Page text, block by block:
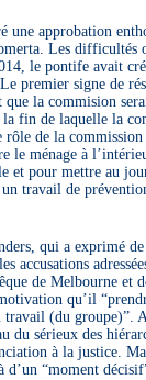
une approbation
Les difficultés
le pontife avait
premier signe de
la commision
fin de laquelle la
de la
le ménage à
et pour mettre au
travail de
qui a exprimé
accusations
de Melbourne et
qu’il
(du groupe)”.
sérieux des
à la justice.
“moment